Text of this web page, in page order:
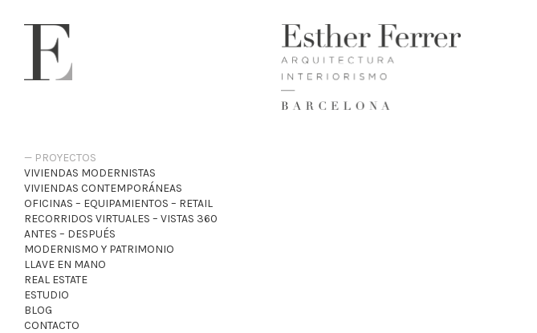
PROYECTOS
VIVIENDAS MODERNISTAS
VIVIENDAS CONTEMPORÁNEAS
OFICINAS – EQUIPAMIENTOS – RETAIL
RECORRIDOS VIRTUALES – VISTAS 360
ANTES – DESPUÉS
MODERNISMO Y PATRIMONIO
LLAVE EN MANO
REAL ESTATE
ESTUDIO
BLOG
CONTACTO